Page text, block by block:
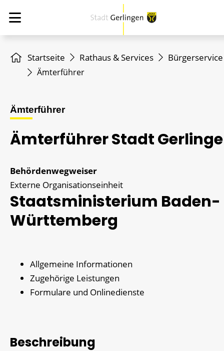
Startseite Rathaus & Services Bürgerservice
Ämterführer
Ämterführer
Ämterführer Stadt
Behördenwegweiser
Externe Organisationseinheit
Staatsministerium Baden-
Württemberg
Allgemeine Informationen
Zugehörige Leistungen
Formulare und Onlinedienste
Beschreibung